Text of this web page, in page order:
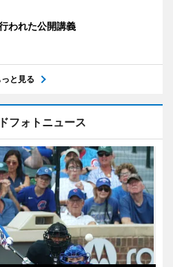
われた公開講義
っと見る
フォトニュース